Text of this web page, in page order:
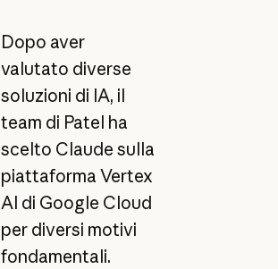
Dopo aver
valutato diverse
soluzioni di IA, il
team di Patel ha
scelto Claude sulla
piattaforma Vertex
AI di Google Cloud
per diversi motivi
fondamentali.